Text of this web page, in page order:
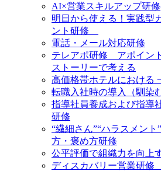
AI×営業スキルアップ研
明日から使える！実践型
ント研修
電話・メール対応研修
テレアポ研修 アポイン
ストーリーで考える
高価格帯ホテルにおける
転職入社時の導入（馴染
指導社員養成および指導
研修
“繊細さん”“ハラスメント
方・褒め方研修
公平評価で組織力を向上
ディスカバリー営業研